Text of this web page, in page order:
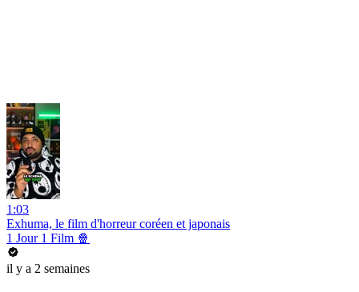
1:03
Exhuma, le film d'horreur coréen et japonais
1 Jour 1 Film 🍿
il y a 2 semaines